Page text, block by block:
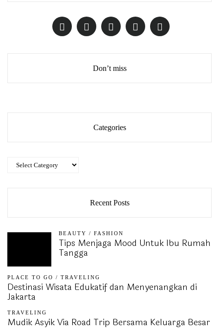
Don’t miss
Categories
Categories
Recent Posts
BEAUTY / FASHION
Tips Menjaga Mood Untuk Ibu Rumah
Tangga
PLACE TO GO / TRAVELING
Destinasi Wisata Edukatif dan Menyenangkan di
Jakarta
TRAVELING
Mudik Asyik Via Road Trip Bersama Keluarga Besar